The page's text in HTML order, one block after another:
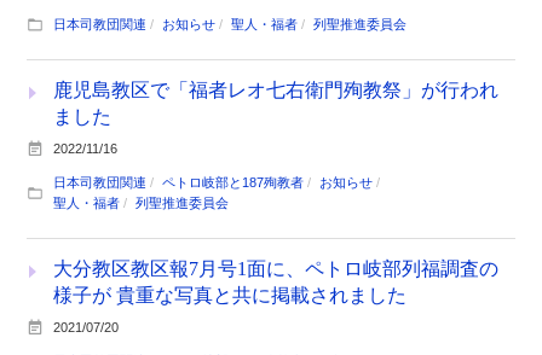
日本司教団関連 お知らせ 聖人・福者 列聖推進委員会
鹿児島教区で「福者レオ七右衛門殉教祭」が行われ
ました
2022/11/16
日本司教団関連 ペトロ岐部と187殉教者
お知らせ
聖人・福者
列聖推進委員会
大分教区教区報7月号1面に、ペトロ岐部列福調査の
様子が 貴重な写真と共に掲載されました
2021/07/20